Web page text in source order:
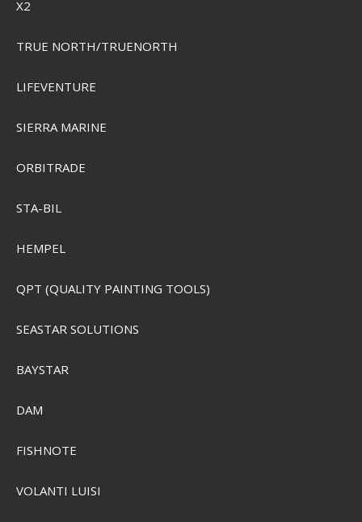
Garmin Fenix 8 Pro 47mm AMOLED Smartwatch
SEK 13.675,00
X2
TRUE NORTH/TRUENORTH
LIFEVENTURE
SIERRA MARINE
ORBITRADE
STA-BIL
HEMPEL
QPT (QUALITY PAINTING TOOLS)
SEASTAR SOLUTIONS
BAYSTAR
DAM
FISHNOTE
VOLANTI LUISI